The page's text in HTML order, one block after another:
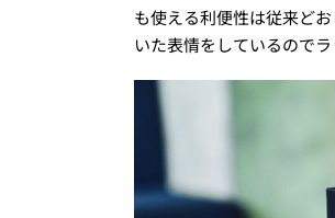
も使える利便性は従来ど
いた表情をしているので